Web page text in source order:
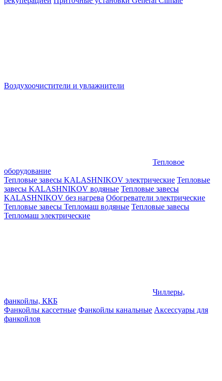
Воздухоочистители и увлажнители
Тепловое
оборудование
Тепловые завесы KALASHNIKOV электрические Тепловые
завесы KALASHNIKOV водяные Тепловые завесы
KALASHNIKOV без нагрева Обогреватели электрические
Тепловые завесы Тепломаш водяные Тепловые завесы
Тепломаш электрические
Чиллеры,
фанкойлы, ККБ
Фанкойлы кассетные Фанкойлы канальные Аксессуары для
фанкойлов